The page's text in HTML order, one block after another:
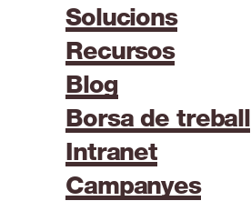
Solucions
Recursos
Blog
Borsa de treball
Intranet
Campanyes